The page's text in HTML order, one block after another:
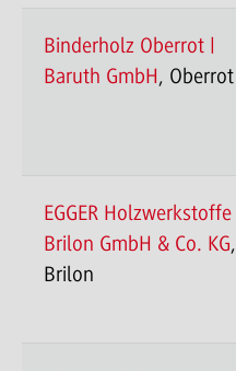
Binderholz Oberrot |
Baruth GmbH, Oberrot
EGGER Holzwerkstoffe
Brilon GmbH & Co. KG,
Brilon